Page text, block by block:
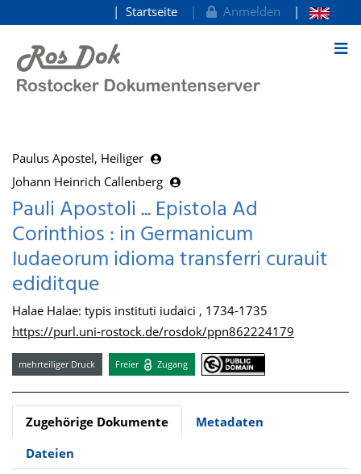
zum Inhalt
Startseite Anmelden
Paulus Apostel, Heiliger
Johann Heinrich Callenberg
Pauli Apostoli ... Epistola Ad
Corinthios : in Germanicum
Iudaeorum idioma transferri curauit
ediditque
Halae Halae: typis instituti iudaici , 1734-1735
https://purl.uni-rostock.de/rosdok/ppn862224179
mehrteiliger Druck Freier Zugang
Zugehörige Dokumente
Metadaten
Dateien